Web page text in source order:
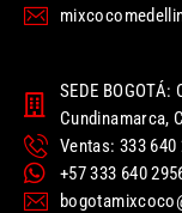
SEDE
Cundinamarca,
Ventas: 333 640
+57 333 640